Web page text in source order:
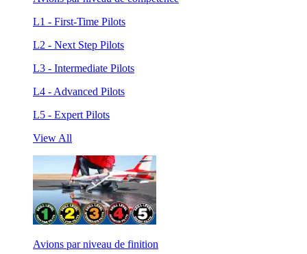
L1 - First-Time Pilots
L2 - Next Step Pilots
L3 - Intermediate Pilots
L4 - Advanced Pilots
L5 - Expert Pilots
View All
Avions par niveau de finition